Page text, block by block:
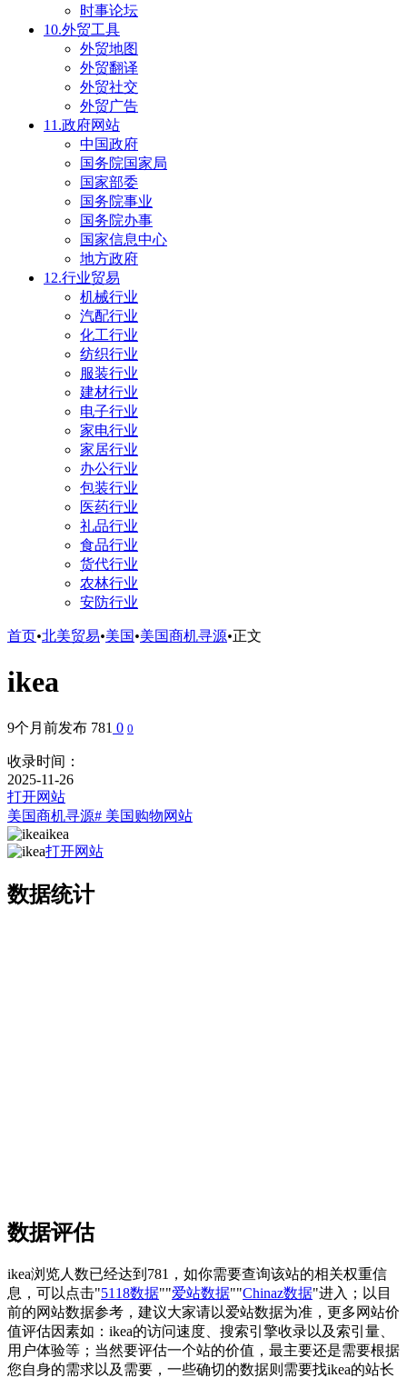
时事论坛
10.外贸工具
外贸地图
外贸翻译
外贸社交
外贸广告
11.政府网站
中国政府
国务院国家局
国家部委
国务院事业
国务院办事
国家信息中心
地方政府
12.行业贸易
机械行业
汽配行业
化工行业
纺织行业
服装行业
建材行业
电子行业
家电行业
家居行业
办公行业
包装行业
医药行业
礼品行业
食品行业
货代行业
农林行业
安防行业
首页•北美贸易•美国•美国商机寻源•正文
ikea
9个月前发布 781 0 0
收录时间：
2025-11-26
打开网站
美国商机寻源# 美国购物网站
ikea
打开网站
数据统计
数据评估
ikea浏览人数已经达到781，如你需要查询该站的相关权重信
息，可以点击"5118数据""爱站数据""Chinaz数据"进入；以目
前的网站数据参考，建议大家请以爱站数据为准，更多网站价
值评估因素如：ikea的访问速度、搜索引擎收录以及索引量、
用户体验等；当然要评估一个站的价值，最主要还是需要根据
您自身的需求以及需要，一些确切的数据则需要找ikea的站长